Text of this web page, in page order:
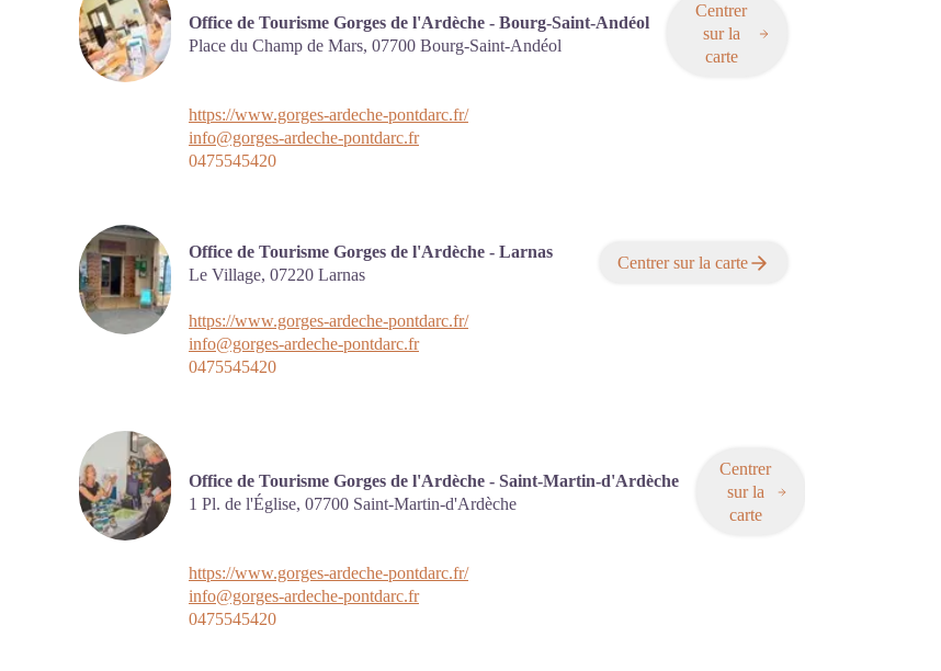
Office de Tourisme Gorges de l'Ardèche - Bourg-Saint-Andéol
Place du Champ de Mars, 07700 Bourg-Saint-Andéol
Centrer
sur la
carte
https://www.gorges-ardeche-pontdarc.fr/
info@gorges-ardeche-pontdarc.fr
0475545420
Office de Tourisme Gorges de l'Ardèche - Larnas
Le Village, 07220 Larnas
Centrer sur la carte
https://www.gorges-ardeche-pontdarc.fr/
info@gorges-ardeche-pontdarc.fr
0475545420
Office de Tourisme Gorges de l'Ardèche - Saint-Martin-d'Ardèche
1 Pl. de l'Église, 07700 Saint-Martin-d'Ardèche
Centrer
sur la
carte
https://www.gorges-ardeche-pontdarc.fr/
info@gorges-ardeche-pontdarc.fr
0475545420